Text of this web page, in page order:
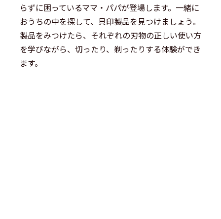
らずに困っているママ・パパが登場します。一緒に
おうちの中を探して、貝印製品を見つけましょう。
製品をみつけたら、それぞれの刃物の正しい使い方
を学びながら、切ったり、剃ったりする体験ができ
ます。